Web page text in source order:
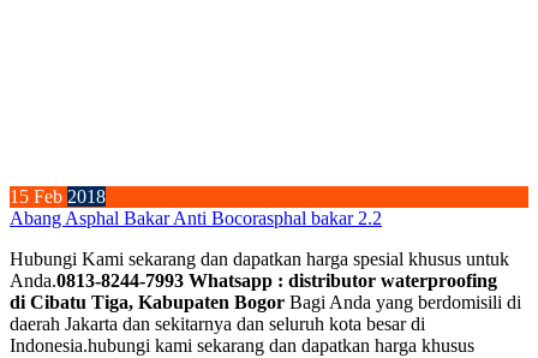
15 Feb 2018
Abang Asphal Bakar Anti Bocorasphal bakar 2.2
Hubungi Kami sekarang dan dapatkan harga spesial khusus untuk
Anda.0813-8244-7993 Whatsapp : distributor waterproofing
di Cibatu Tiga, Kabupaten Bogor Bagi Anda yang berdomisili di
daerah Jakarta dan sekitarnya dan seluruh kota besar di
Indonesia.hubungi kami sekarang dan dapatkan harga khusus